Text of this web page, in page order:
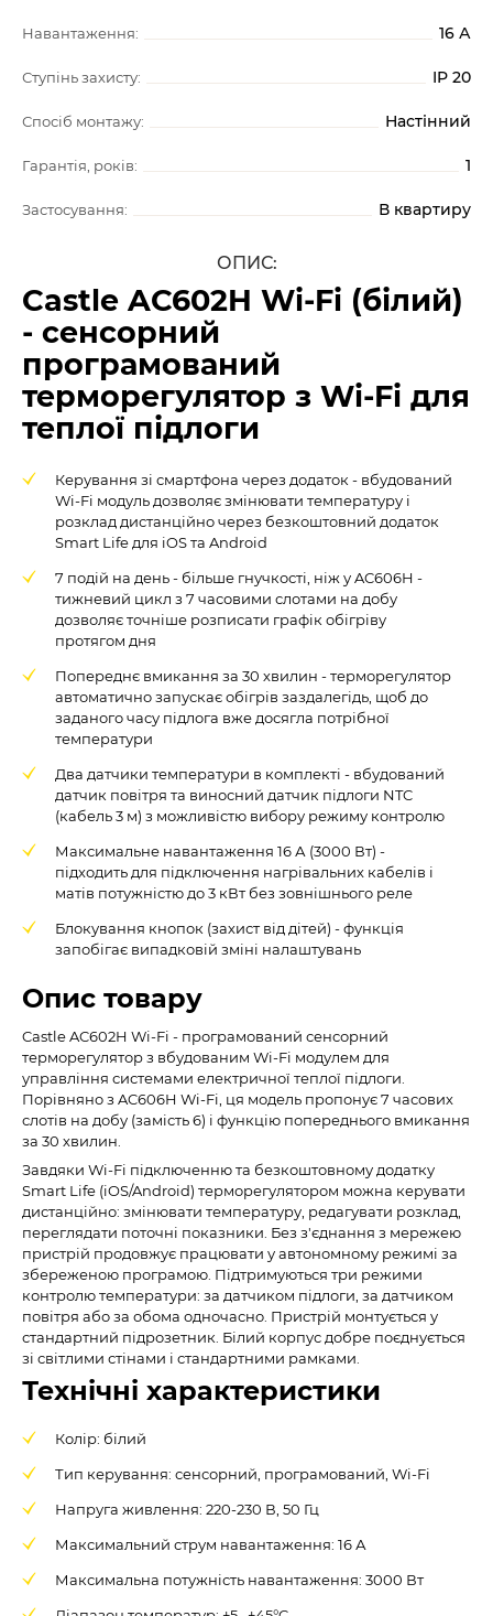
Навантаження: 16 А
Ступінь захисту: IP 20
Спосіб монтажу: Настінний
Гарантія, років: 1
Застосування: В квартиру
ОПИС:
Castle AC602H Wi-Fi (білий)
- сенсорний
програмований
терморегулятор з Wi-Fi для
теплої підлоги
Керування зі смартфона через додаток - вбудований
Wi-Fi модуль дозволяє змінювати температуру і
розклад дистанційно через безкоштовний додаток
Smart Life для iOS та Android
7 подій на день - більше гнучкості, ніж у AC606H -
тижневий цикл з 7 часовими слотами на добу
дозволяє точніше розписати графік обігріву
протягом дня
Попереднє вмикання за 30 хвилин - терморегулятор
автоматично запускає обігрів заздалегідь, щоб до
заданого часу підлога вже досягла потрібної
температури
Два датчики температури в комплекті - вбудований
датчик повітря та виносний датчик підлоги NTC
(кабель 3 м) з можливістю вибору режиму контролю
Максимальне навантаження 16 А (3000 Вт) -
підходить для підключення нагрівальних кабелів і
матів потужністю до 3 кВт без зовнішнього реле
Блокування кнопок (захист від дітей) - функція
запобігає випадковій зміні налаштувань
Опис товару
Castle AC602H Wi-Fi - програмований сенсорний
терморегулятор з вбудованим Wi-Fi модулем для
управління системами електричної теплої підлоги.
Порівняно з AC606H Wi-Fi, ця модель пропонує 7 часових
слотів на добу (замість 6) і функцію попереднього вмикання
за 30 хвилин.
Завдяки Wi-Fi підключенню та безкоштовному додатку
Smart Life (iOS/Android) терморегулятором можна керувати
дистанційно: змінювати температуру, редагувати розклад,
переглядати поточні показники. Без з'єднання з мережею
пристрій продовжує працювати у автономному режимі за
збереженою програмою. Підтримуються три режими
контролю температури: за датчиком підлоги, за датчиком
повітря або за обома одночасно. Пристрій монтується у
стандартний підрозетник. Білий корпус добре поєднується
зі світлими стінами і стандартними рамками.
Технічні характеристики
Колір: білий
Тип керування: сенсорний, програмований, Wi-Fi
Напруга живлення: 220-230 В, 50 Гц
Максимальний струм навантаження: 16 А
Максимальна потужність навантаження: 3000 Вт